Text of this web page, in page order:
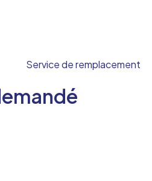
Service de remplacement